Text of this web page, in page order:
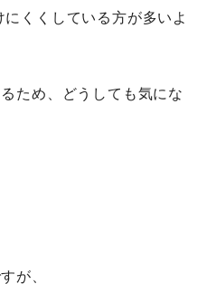
くくしている方が多いよ
ため、どうしても気にな
が、